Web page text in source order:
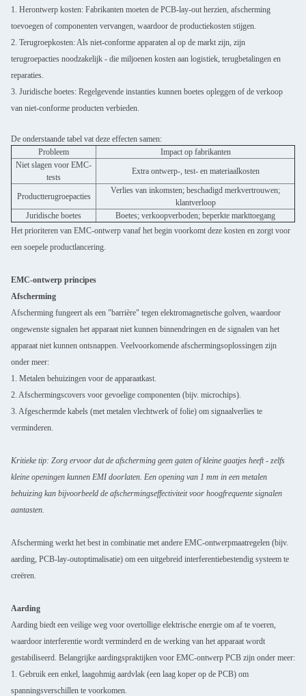
We bellen je snel terug!
1. Herontwerp kosten: Fabrikanten moeten de PCB-lay-out herzien, afscherming
toevoegen of componenten vervangen, waardoor de productiekosten stijgen.
2. Terugroepkosten: Als niet-conforme apparaten al op de markt zijn, zijn
terugroepacties noodzakelijk - die miljoenen kosten aan logistiek, terugbetalingen en
reparaties.
3. Juridische boetes: Regelgevende instanties kunnen boetes opleggen of de verkoop
van niet-conforme producten verbieden.
De onderstaande tabel vat deze effecten samen:
Probleem
Impact op fabrikanten
Niet slagen voor EMC-
tests
Extra ontwerp-, test- en materiaalkosten
Productterugroepacties
Verlies van inkomsten; beschadigd merkvertrouwen;
klantverloop
Juridische boetes
Boetes; verkoopverboden; beperkte markttoegang
Het prioriteren van EMC-ontwerp vanaf het begin voorkomt deze kosten en zorgt voor
een soepele productlancering.
EMC-ontwerp principes
Afscherming
Afscherming fungeert als een "barrière" tegen elektromagnetische golven, waardoor
ongewenste signalen het apparaat niet kunnen binnendringen en de signalen van het
apparaat niet kunnen ontsnappen. Veelvoorkomende afschermingsoplossingen zijn
onder meer:
1. Metalen behuizingen voor de apparaatkast.
2. Afschermingscovers voor gevoelige componenten (bijv. microchips).
3. Afgeschermde kabels (met metalen vlechtwerk of folie) om signaalverlies te
verminderen.
Kritieke tip: Zorg ervoor dat de afscherming geen gaten of kleine gaatjes heeft - zelfs
kleine openingen kunnen EMI doorlaten. Een opening van 1 mm in een metalen
behuizing kan bijvoorbeeld de afschermingseffectiviteit voor hoogfrequente signalen
aantasten.
Afscherming werkt het best in combinatie met andere EMC-ontwerpmaatregelen (bijv.
aarding, PCB-lay-outoptimalisatie) om een uitgebreid interferentiebestendig systeem te
creëren.
Aarding
Aarding biedt een veilige weg voor overtollige elektrische energie om af te voeren,
waardoor interferentie wordt verminderd en de werking van het apparaat wordt
gestabiliseerd. Belangrijke aardingspraktijken voor EMC-ontwerp PCB zijn onder meer:
1. Gebruik een enkel, laagohmig aardvlak (een laag koper op de PCB) om
spanningsverschillen te voorkomen.